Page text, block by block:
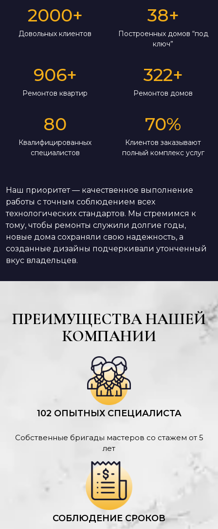
2000+
Довольных клиентов
38+
Построенных домов “под
ключ”
906+
Ремонтов квартир
322+
Ремонтов домов
80
Квалифицированных
специалистов
70%
Клиентов заказывают
полный комплекс услуг
Наш приоритет — качественное выполнение
работы с точным соблюдением всех
технологических стандартов. Мы стремимся к
тому, чтобы ремонты служили долгие годы,
новые дома сохраняли свою надежность, а
созданные дизайны подчеркивали утонченный
вкус владельцев.
ПРЕИМУЩЕСТВА НАШЕЙ
КОМПАНИИ
102 ОПЫТНЫХ СПЕЦИАЛИСТА
Собственные бригады мастеров со стажем от 5
лет
СОБЛЮДЕНИЕ СРОКОВ